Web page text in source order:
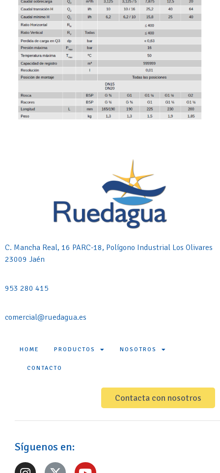
C. Mancha Real, 16 PARC-18, Polígono Industrial Los Olivares
23009 Jaén
953 280 415
comercial@ruedagua.es
HOME PRODUCTOS NOSOTROS
CONTACTO
Contacta con nosotros
Síguenos en: